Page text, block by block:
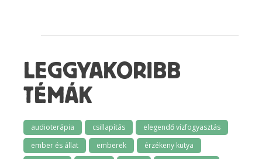
LEGGYAKORIBB
TÉMÁK
audioterápia csillapítás
elegendő vízfogyasztás
ember és állat
emberek
érzékeny kutya